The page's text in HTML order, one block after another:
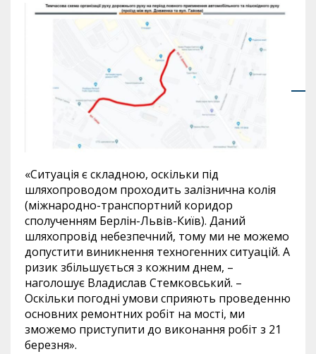
«Ситуація є складною, оскільки під
шляхопроводом проходить залізнична колія
(міжнародно-транспортний коридор
сполученням Берлін-Львів-Київ). Даний
шляхопровід небезпечний, тому ми не можемо
допустити виникнення техногенних ситуацій. А
ризик збільшується з кожним днем, –
наголошує Владислав Стемковський. –
Оскільки погодні умови сприяють проведенню
основних ремонтних робіт на мості, ми
зможемо приступити до виконання робіт з 21
березня».